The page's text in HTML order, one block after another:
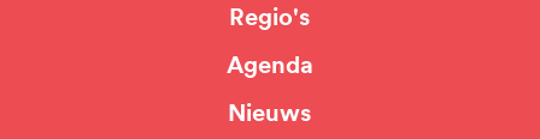
Regio's
Agenda
Nieuws